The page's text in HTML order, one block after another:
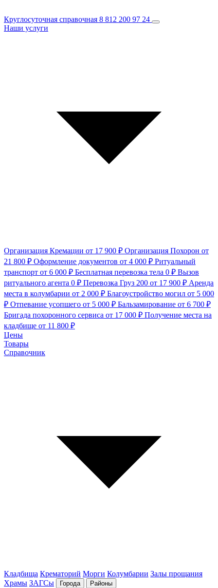
Круглосуточная справочная 8 812 200 97 24
Наши услуги
Организация Кремации от 17 900 ₽ Организация Похорон от
21 800 ₽ Оформление документов от 4 000 ₽ Ритуальный
транспорт от 6 000 ₽ Бесплатная перевозка тела 0 ₽ Вызов
ритуального агента 0 ₽ Перевозка Груз 200 от 17 900 ₽ Аренда
места в колумбарии от 2 000 ₽ Благоустройство могил от 5 000
₽ Отпевание усопшего от 5 000 ₽ Бальзамирование от 6 700 ₽
Бригада похоронного сервиса от 17 000 ₽ Получение места на
кладбище от 11 800 ₽
Цены
Товары
Справочник
Кладбища Крематорий Морги Колумбарии Залы прощания
Храмы ЗАГСы Города Районы